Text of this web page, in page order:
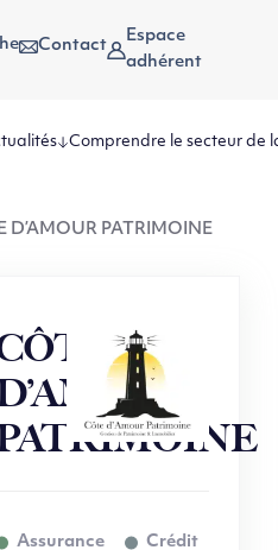
Contact
Espace
adhérent
Comprendre le secteur de
D’AMOUR PATRIMOINE
Assurance Crédit